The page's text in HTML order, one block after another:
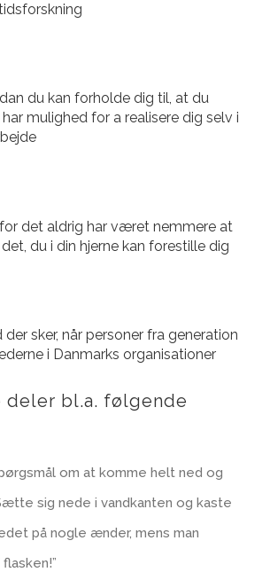
du kan forholde dig til, at du
har mulighed for a realisere dig selv i
det aldrig har været nemmere at
du i din hjerne kan forestille dig
der sker, når personer fra generation
i Danmarks organisationer
deler bl.a. følgende
om at komme helt ned og
sig nede i vandkanten og kaste
på nogle ænder, mens man